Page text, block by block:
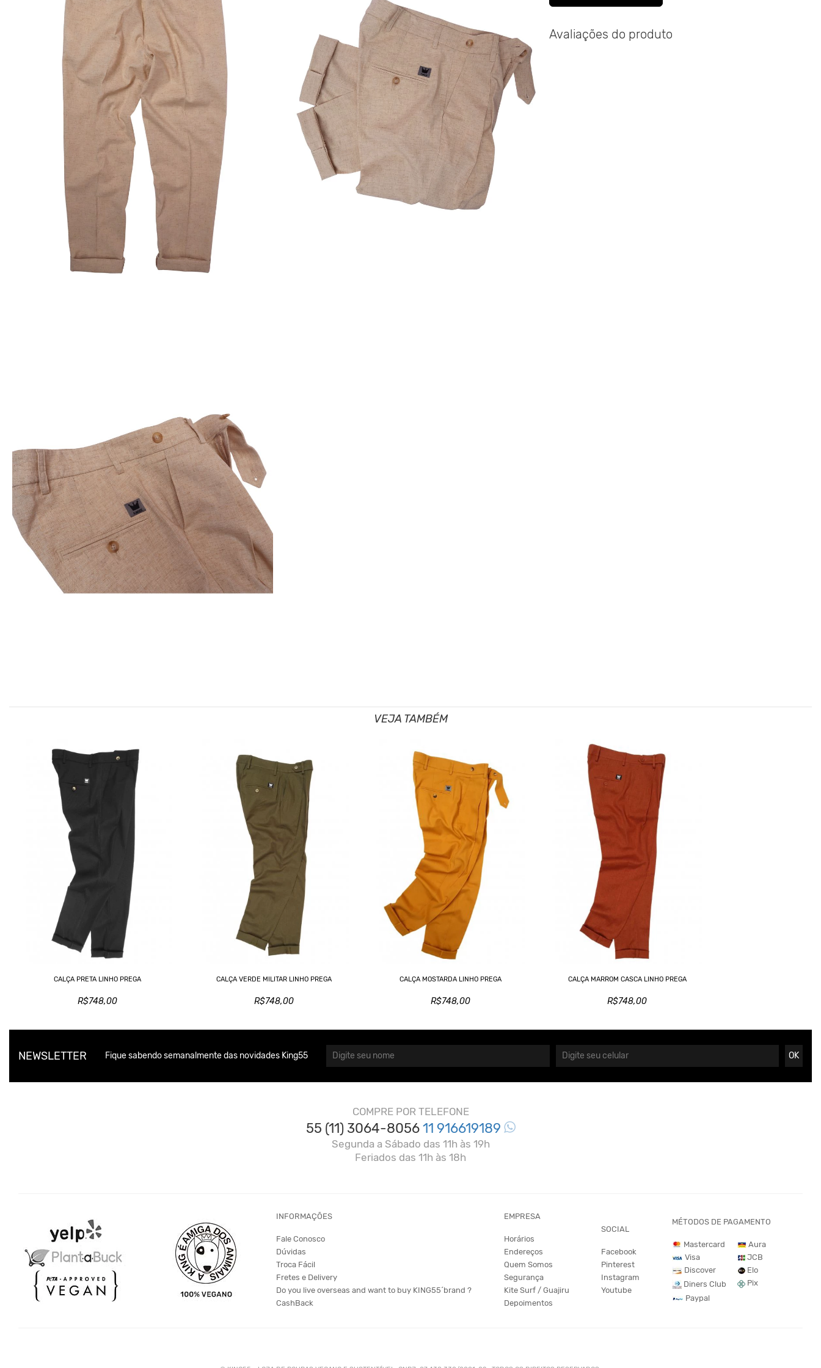
Avaliações do produto
VEJA TAMBÉM
CALÇA PRETA LINHO PREGA
R$748,00
CALÇA VERDE MILITAR LINHO PREGA
R$748,00
CALÇA MOSTARDA LINHO PREGA
R$748,00
CALÇA MARROM CASCA LINHO PREGA
R$748,00
NEWSLETTER Fique sabendo semanalmente das novidades King55 OK
COMPRE POR TELEFONE
55 (11) 3064-805611 916619189
Segunda a Sábado das 11h às 19h
Feriados das 11h às 18h
INFORMAÇÕES
Fale Conosco
Dúvidas
Troca Fácil
Fretes e Delivery
Do you live overseas and want to buy KING55´brand ?
CashBack
EMPRESA
Horários
Endereços
Quem Somos
Segurança
Kite Surf / Guajiru
Depoimentos
SOCIAL
Facebook
Pinterest
Instagram
Youtube
MÉTODOS DE PAGAMENTO
Mastercard
Visa
Discover
Diners Club
Paypal
Aura
JCB
Elo
Pix